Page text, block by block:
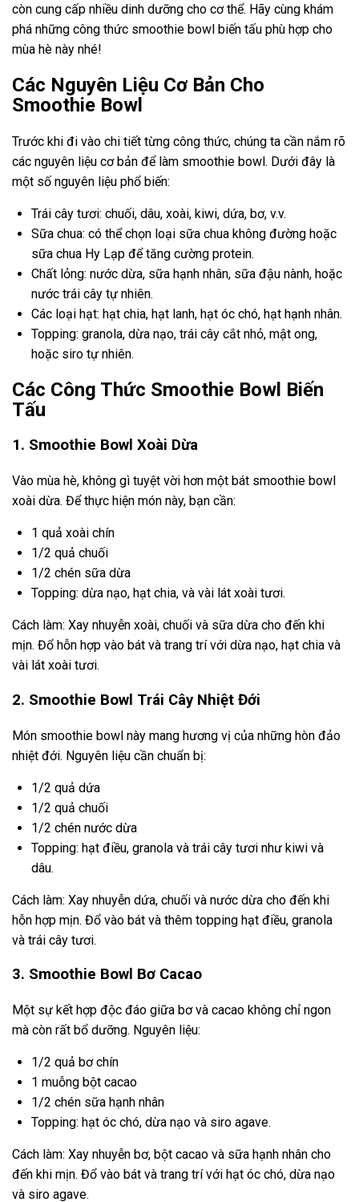
còn cung cấp nhiều dinh dưỡng cho cơ thể. Hãy cùng khám
phá những công thức smoothie bowl biến tấu phù hợp cho
mùa hè này nhé!
Các Nguyên Liệu Cơ Bản Cho
Smoothie Bowl
Trước khi đi vào chi tiết từng công thức, chúng ta cần nắm rõ
các nguyên liệu cơ bản để làm smoothie bowl. Dưới đây là
một số nguyên liệu phổ biến:
Trái cây tươi: chuối, dâu, xoài, kiwi, dứa, bơ, v.v.
Sữa chua: có thể chọn loại sữa chua không đường hoặc
sữa chua Hy Lạp để tăng cường protein.
Chất lỏng: nước dừa, sữa hạnh nhân, sữa đậu nành, hoặc
nước trái cây tự nhiên.
Các loại hạt: hạt chia, hạt lanh, hạt óc chó, hạt hạnh nhân.
Topping: granola, dừa nạo, trái cây cắt nhỏ, mật ong,
hoặc siro tự nhiên.
Các Công Thức Smoothie Bowl Biến
Tấu
1. Smoothie Bowl Xoài Dừa
Vào mùa hè, không gì tuyệt vời hơn một bát smoothie bowl
xoài dừa. Để thực hiện món này, bạn cần:
1 quả xoài chín
1/2 quả chuối
1/2 chén sữa dừa
Topping: dừa nạo, hạt chia, và vài lát xoài tươi.
Cách làm: Xay nhuyễn xoài, chuối và sữa dừa cho đến khi
mịn. Đổ hỗn hợp vào bát và trang trí với dừa nạo, hạt chia và
vài lát xoài tươi.
2. Smoothie Bowl Trái Cây Nhiệt Đới
Món smoothie bowl này mang hương vị của những hòn đảo
nhiệt đới. Nguyên liệu cần chuẩn bị:
1/2 quả dứa
1/2 quả chuối
1/2 chén nước dừa
Topping: hạt điều, granola và trái cây tươi như kiwi và
dâu.
Cách làm: Xay nhuyễn dứa, chuối và nước dừa cho đến khi
hỗn hợp mịn. Đổ vào bát và thêm topping hạt điều, granola
và trái cây tươi.
3. Smoothie Bowl Bơ Cacao
Một sự kết hợp độc đáo giữa bơ và cacao không chỉ ngon
mà còn rất bổ dưỡng. Nguyên liệu:
1/2 quả bơ chín
1 muỗng bột cacao
1/2 chén sữa hạnh nhân
Topping: hạt óc chó, dừa nạo và siro agave.
Cách làm: Xay nhuyễn bơ, bột cacao và sữa hạnh nhân cho
đến khi mịn. Đổ vào bát và trang trí với hạt óc chó, dừa nạo
và siro agave.